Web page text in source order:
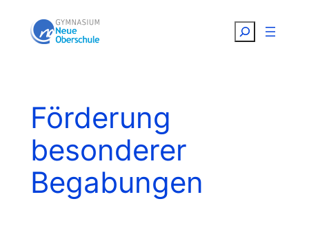
Inhalt
Suchen
Förderung
besonderer
Begabungen